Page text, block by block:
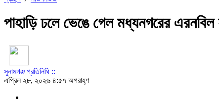
পাহাড়ি ঢলে ভেঙে গেল মধ্যনগরের এরনবিল
সুনামগঞ্জ প্রতিনিধি ::
এপ্রিল ২৮, ২০২৬ ৪:৫৭ অপরাহ্ণ